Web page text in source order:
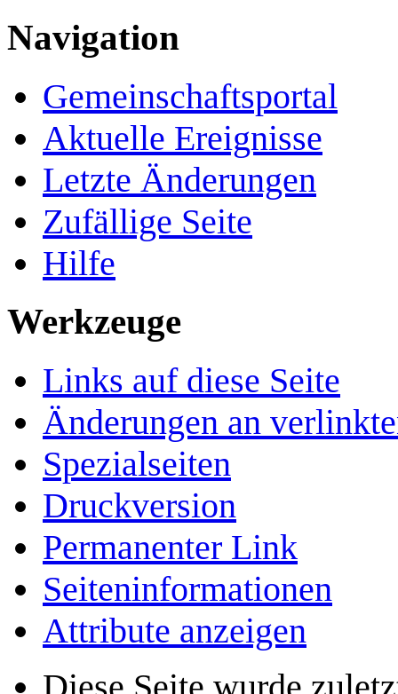
Navigation
Gemeinschafts­portal
Aktuelle Ereignisse
Letzte Änderungen
Zufällige Seite
Hilfe
Werkzeuge
Links auf diese Seite
Änderungen an
Spezialseiten
Druckversion
Permanenter Link
Seiten­­informationen
Attribute anzeigen